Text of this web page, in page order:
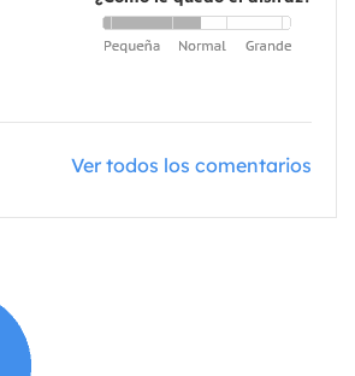
Ver todos los comentarios